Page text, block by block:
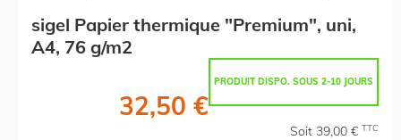
sigel Papier thermique "Premium", uni,
A4, 76 g/m2
PRODUIT DISPO. SOUS 2-10 JOURS
32,50 €
Soit 39,00 € TTC